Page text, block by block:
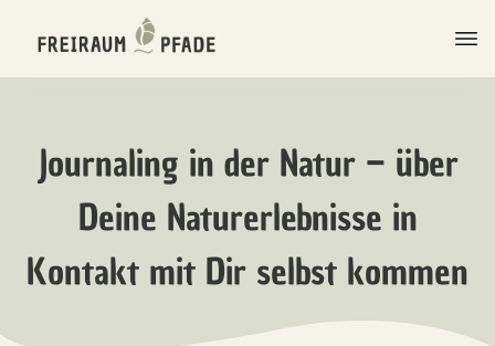
Journaling in der Natur – über
Deine Naturerlebnisse in
Kontakt mit Dir selbst kommen